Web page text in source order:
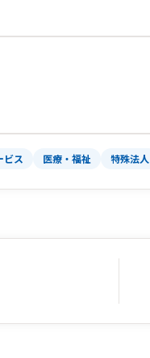
ビス 医療・福祉 特殊法人